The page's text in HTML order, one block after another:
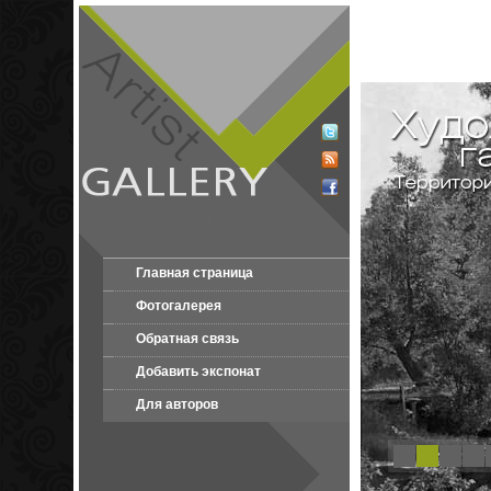
Главная страница
Фотогалерея
Обратная связь
Добавить экспонат
Для авторов